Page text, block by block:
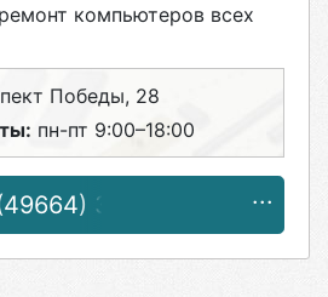
компьютеров всех
Победы, 28
пн-пт 9:00–18:00
3-19-68